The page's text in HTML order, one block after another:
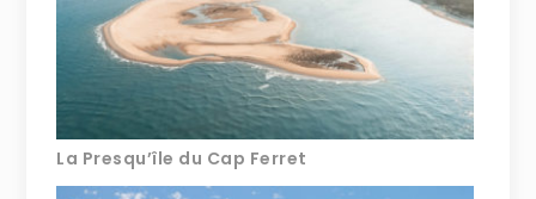
La Presqu’île du Cap Ferret